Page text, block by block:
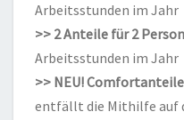
Arbeitsstunden im Jahr
>> 2 Anteile für 2
Arbeitsstunden im Jahr
>> NEU!
entfällt die Mithilfe auf